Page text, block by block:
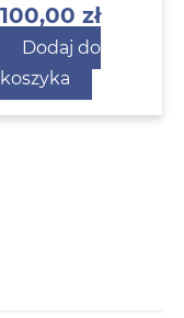
100,00 zł
Dodaj do
koszyka